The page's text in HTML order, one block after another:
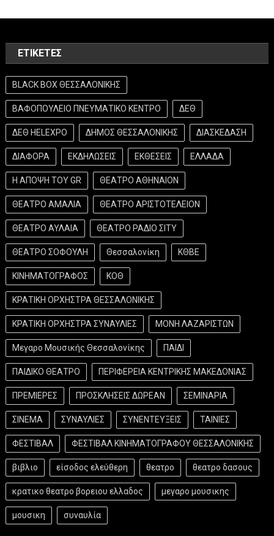
ΕΤΙΚΈΤΕΣ
BLACK BOX ΘΕΣΣΑΛΟΝΙΚΗΣ
ΒΑΦΟΠΟΥΛΕΙΟ ΠΝΕΥΜΑΤΙΚΟ ΚΕΝΤΡΟ ΔΕΘ
ΔΕΘ HELEXPO ΔΗΜΟΣ ΘΕΣΣΑΛΟΝΙΚΗΣ ΔΙΑΣΚΕΔΑΣΗ
ΔΙΑΦΟΡΑ ΕΚΔΗΛΩΣΕΙΣ ΕΚΘΕΣΕΙΣ ΕΛΛΑΔΑ
Η ΑΠΟΨΗ ΤΟΥ GR ΘΕΑΤΡΟ ΑΘΗΝΑΙΟΝ
ΘΕΑΤΡΟ ΑΜΑΛΙΑ ΘΕΑΤΡΟ ΑΡΙΣΤΟΤΕΛΕΙΟΝ
ΘΕΑΤΡΟ ΑΥΛΑΙΑ ΘΕΑΤΡΟ ΡΑΔΙΟ ΣΙΤΥ
ΘΕΑΤΡΟ ΣΟΦΟΥΛΗ Θεσσαλονίκη ΚΘΒΕ
ΚΙΝΗΜΑΤΟΓΡΑΦΟΣ ΚΟΘ
ΚΡΑΤΙΚΗ ΟΡΧΗΣΤΡΑ ΘΕΣΣΑΛΟΝΙΚΗΣ
ΚΡΑΤΙΚΗ ΟΡΧΗΣΤΡΑ ΣΥΝΑΥΛΙΕΣ ΜΟΝΗ ΛΑΖΑΡΙΣΤΩΝ
Μεγαρο Μουσικής Θεσσαλονίκης ΠΑΙΔΙ
ΠΑΙΔΙΚΟ ΘΕΑΤΡΟ ΠΕΡΙΦΕΡΕΙΑ ΚΕΝΤΡΙΚΗΣ ΜΑΚΕΔΟΝΙΑΣ
ΠΡΕΜΙΕΡΕΣ ΠΡΟΣΚΛΗΣΕΙΣ ΔΩΡΕΑΝ ΣΕΜΙΝΑΡΙΑ
ΣΙΝΕΜΑ ΣΥΝΑΥΛΙΕΣ ΣΥΝΕΝΤΕΥΞΕΙΣ ΤΑΙΝΙΕΣ
ΦΕΣΤΙΒΑΛ ΦΕΣΤΙΒΑΛ ΚΙΝΗΜΑΤΟΓΡΑΦΟΥ ΘΕΣΣΑΛΟΝΙΚΗΣ
βιβλιο είσοδος ελεύθερη θεατρο θεατρο δασους
κρατικο θεατρο βορειου ελλαδος μεγαρο μουσικης
μουσικη συναυλία